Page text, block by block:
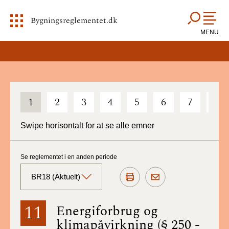
Bygningsreglementet.dk
MENU
1 2 3 4 5 6 7
Swipe horisontalt for at se alle emner
11 Energiforbrug og
klimapåvirkning (§ 250 -
Se reglementet i en anden periode
BR18 (Aktuelt)
BR18 (Aktuelt)